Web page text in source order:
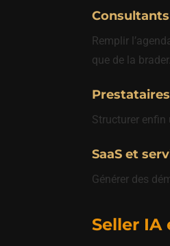
Consultants
Remplir
que de la brader.
Structurer enfin
SaaS et
Générer des
Seller IA